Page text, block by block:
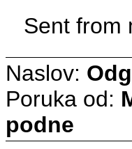
Sent from
Naslov:
Poruka od:
podne